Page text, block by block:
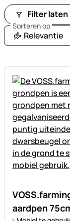
Filter laten
Sorteren op
Relevantie
aardpen